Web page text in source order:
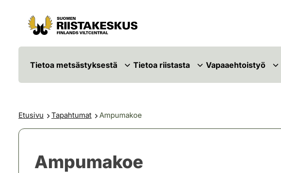
Siirry sisältöön
Siirry sivustokarttaan
Tietoa metsästyksestä Tietoa riistasta Vapaaehtoistyö
Etusivu Tapahtumat Ampumakoe
Ampumakoe